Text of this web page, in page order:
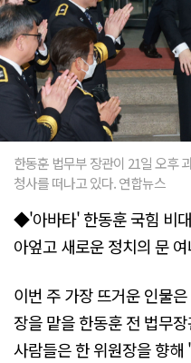
한동훈 법무부 장관이 21일 오후
청사를 떠나고 있다. 연합뉴스
◆'아바타' 한동훈 국힘 비
아엎고 새로운 정치의 문
이번 주 가장 뜨거운 인물
장을 맡을 한동훈 전 법무
사람들은 한 위원장을 향